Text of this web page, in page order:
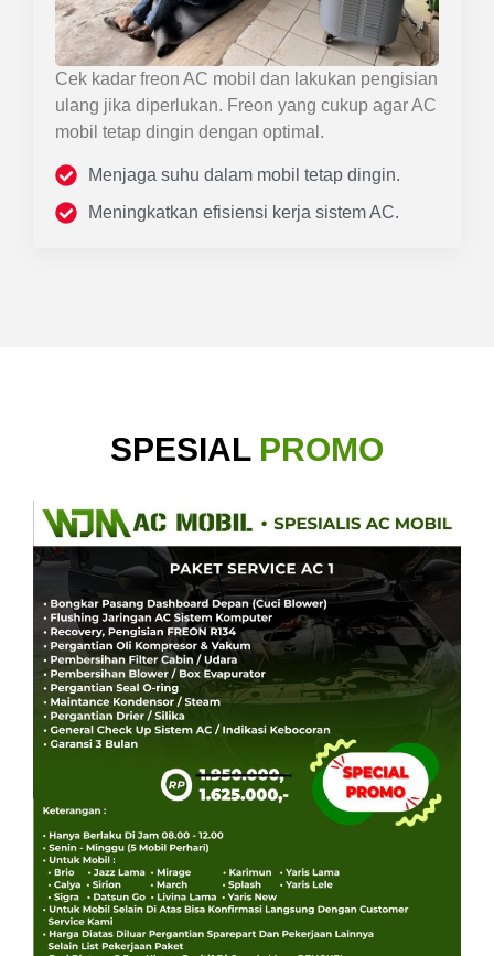
Cek kadar freon AC mobil dan lakukan pengisian
ulang jika diperlukan. Freon yang cukup agar AC
mobil tetap dingin dengan optimal.
Menjaga suhu dalam mobil tetap dingin.
Meningkatkan efisiensi kerja sistem AC.
SPESIAL PROMO